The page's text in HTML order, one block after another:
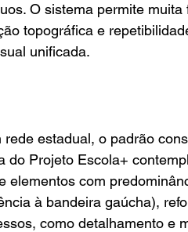
O sistema permite muita
topográfica e
unificada.
estadual, o padrão
do Projeto Escola+
elementos com
à bandeira gaúcha),
como detalhamento e